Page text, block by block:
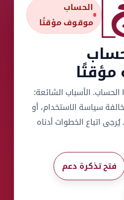
الحساب
موقوف مؤقتًا
مؤقتًا
الأسباب الشائعة:
سياسة الاستخدام، أو
اتباع الخطوات أدناه
فتح تذكرة دعم